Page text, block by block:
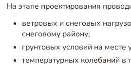
На этапе проектирования
ветровых и снеговых
снеговому району;
грунтовых условий на месте
температурных колебаний в